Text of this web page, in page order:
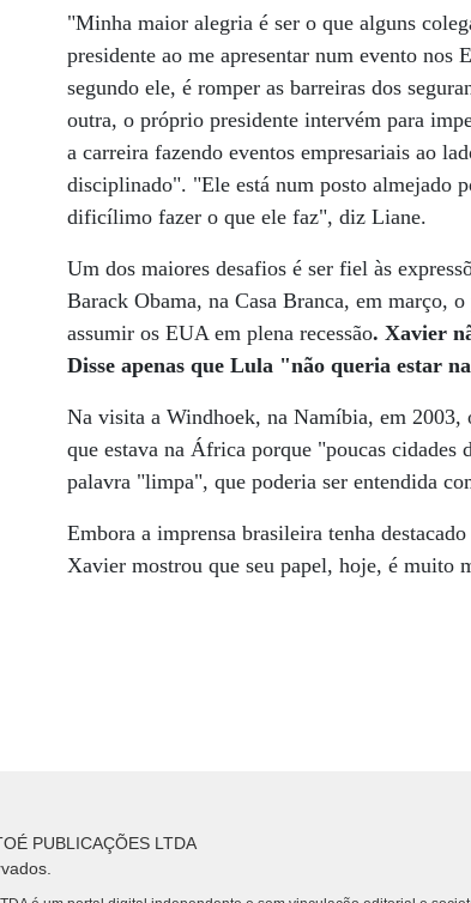
"Minha maior alegria é ser o que alguns
presidente ao me apresentar num evento
segundo ele, é romper as barreiras dos
outra, o próprio presidente intervém para
a carreira fazendo eventos empresariais ao
disciplinado". "Ele está num posto almejado
dificílimo fazer o que ele faz", diz Liane.
Um dos maiores desafios é ser fiel às
Barack Obama, na Casa Branca, em março,
assumir os EUA em plena recessão. Xavier
Disse apenas que Lula "não queria estar
Na visita a Windhoek, na Namíbia, em 2003,
que estava na África porque "poucas
palavra "limpa", que poderia ser entendida
Embora a imprensa brasileira tenha
Xavier mostrou que seu papel, hoje, é muito
PUBLICAÇÕES LTDA